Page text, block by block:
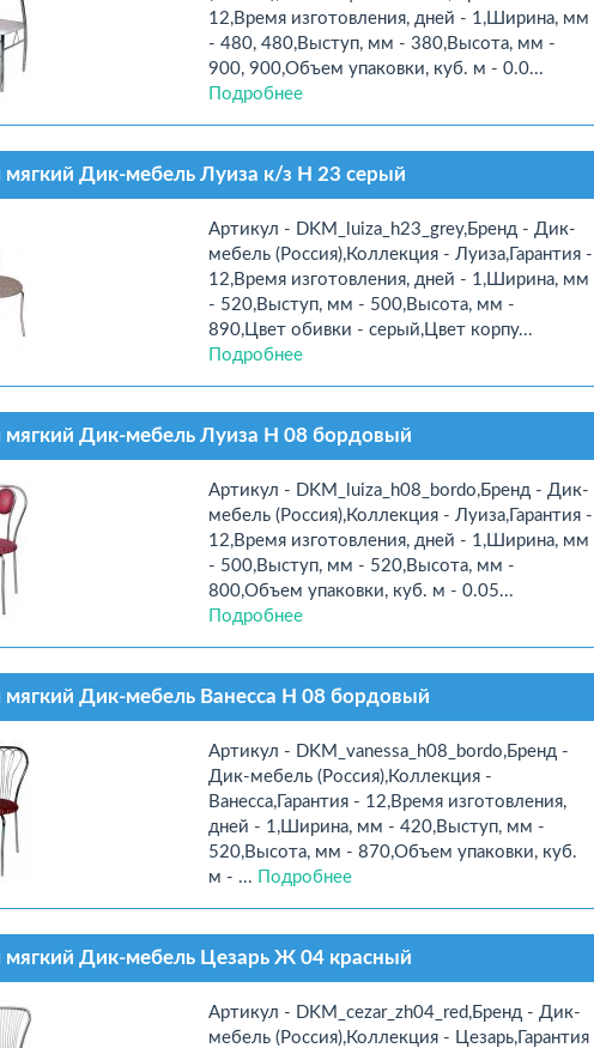
12,Время изготовления, дней - 1,Ширина, мм
- 480, 480,Выступ, мм - 380,Высота, мм -
900, 900,Объем упаковки, куб. м - 0.0...
Подробнее
мягкий Дик-мебель Луиза к/з Н 23 серый
Артикул - DKM_luiza_h23_grey,Бренд - Дик-
мебель (Россия),Коллекция - Луиза,Гарантия -
12,Время изготовления, дней - 1,Ширина, мм
- 520,Выступ, мм - 500,Высота, мм -
890,Цвет обивки - серый,Цвет корпу...
Подробнее
мягкий Дик-мебель Луиза Н 08 бордовый
Артикул - DKM_luiza_h08_bordo,Бренд - Дик-
мебель (Россия),Коллекция - Луиза,Гарантия -
12,Время изготовления, дней - 1,Ширина, мм
- 500,Выступ, мм - 520,Высота, мм -
800,Объем упаковки, куб. м - 0.05...
Подробнее
мягкий Дик-мебель Ванесса Н 08 бордовый
Артикул - DKM_vanessa_h08_bordo,Бренд -
Дик-мебель (Россия),Коллекция -
Ванесса,Гарантия - 12,Время изготовления,
дней - 1,Ширина, мм - 420,Выступ, мм -
520,Высота, мм - 870,Объем упаковки, куб.
м - ...
Подробнее
мягкий Дик-мебель Цезарь Ж 04 красный
Артикул - DKM_cezar_zh04_red,Бренд - Дик-
мебель (Россия),Коллекция - Цезарь,Гарантия